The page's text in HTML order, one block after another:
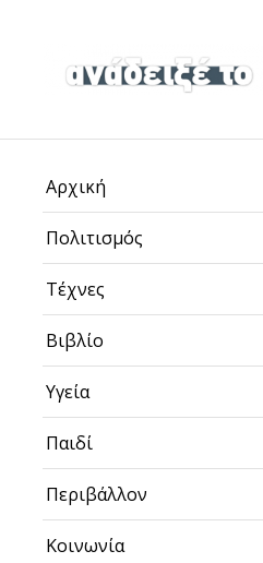
Αρχική
Πολιτισμός
Τέχνες
Βιβλίο
Υγεία
Παιδί
Περιβάλλον
Κοινωνία